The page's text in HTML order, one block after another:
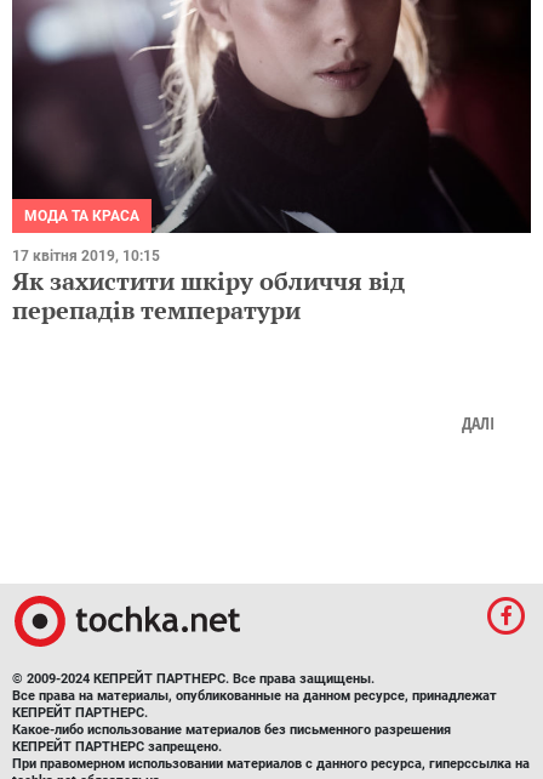
МОДА ТА КРАСА
17 квітня 2019, 10:15
Як захистити шкіру обличчя від
перепадів температури
ДАЛІ
© 2009-2024 КЕПРЕЙТ ПАРТНЕРС. Все права защищены.
Все права на материалы, опубликованные на данном ресурсе, принадлежат
КЕПРЕЙТ ПАРТНЕРС.
Какое-либо использование материалов без письменного разрешения
КЕПРЕЙТ ПАРТНЕРС запрещено.
При правомерном использовании материалов с данного ресурса, гиперссылка на